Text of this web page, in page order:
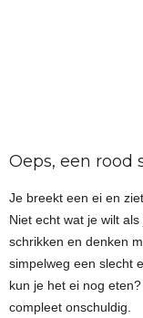
Oeps, een rood
Je breekt een ei en
Niet echt wat je wilt
schrikken en denken
simpelweg een slecht
kun je het ei nog
compleet onschuldig.